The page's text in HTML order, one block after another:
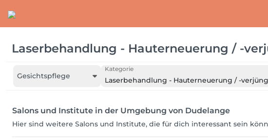
Laserbehandlung - Hauterneuerung / -
Gesichtspflege
Kategorie
Laserbehandlung - Hauterneuerung / -
Salons und Institute in der Umgebung von Dudelange
Hier sind weitere Salons und Institute, die für dich interessant sein